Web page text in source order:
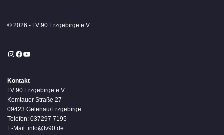
© 2026 - LV 90 Erzgebirge e.V.
Instagram
Facebook
YouTube
Kontakt
LV 90 Erzgebirge e.V.
Kemtauer Straße 27
09423 Gelenau/Erzgebirge
Telefon: 037297 7195
E-Mail: info@lv90.de